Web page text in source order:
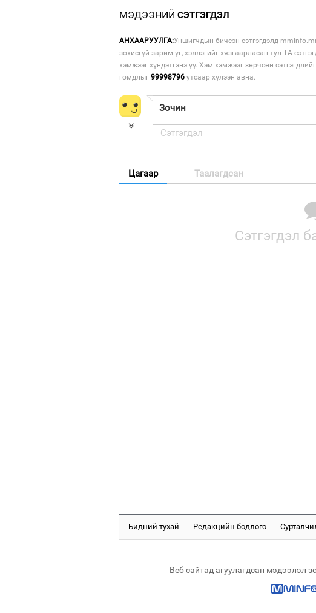
МЭДЭЭНИЙ СЭТГЭГДЭЛ
АНХААРУУЛГА:Уншигчдын бичсэн сэтгэгдэлд
зохисгүй зарим үг, хэллэгийг хязгаарласан тул ТА
хэмжээг хүндэтгэнэ үү. Хэм хэмжээг зөрчсөн
гомдлыг 99998796 утсаар хүлээн авна.
Цагаар Таалагдсан
Сэтгэгдэл
Бидний тухай Редакцийн бодлого
Веб сайтад агуулагдсан мэдээлэл